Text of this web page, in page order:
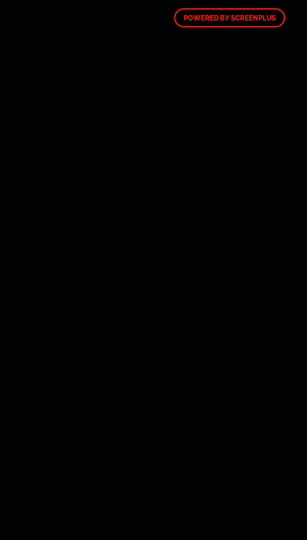
POWERED BY SCREENPLUS